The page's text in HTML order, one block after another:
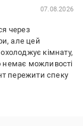
07.08.2026
через
але цей
кімнату,
можливості
пережити спеку